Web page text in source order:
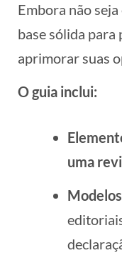
Embora não
base sólida para
aprimorar suas
O guia inclui:
uma